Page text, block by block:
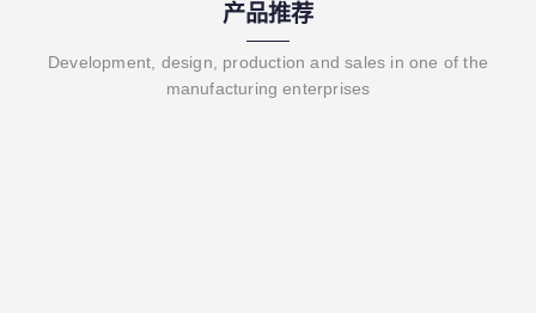
产品推荐
Development, design, production and sales in one of the
manufacturing enterprises